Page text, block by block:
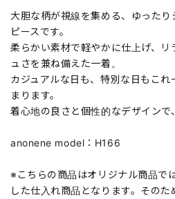
大胆な柄が視線を集める、ゆった
ピースです。
柔らかい素材で軽やかに仕上げ、
ュさを兼ね備えた一着。
カジュアルな日も、特別な日もこ
まります。
着心地の良さと個性的なデザインで
anonene model：H166
※こちらの商品はオリジナル商品で
した仕入れ商品となります。その